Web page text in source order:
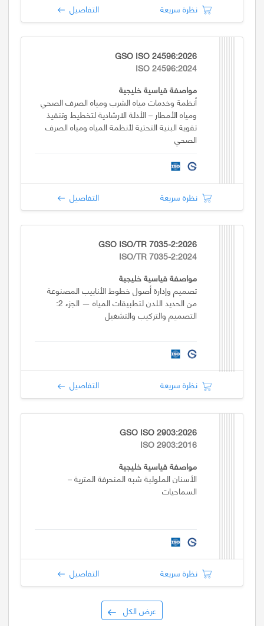
نظرة سريعة التفاصيل
GSO ISO 24596:2026
ISO 24596:2024
مواصفة قياسية خليجية
أنظمة وخدمات مياه الشرب ومياه الصرف الصحي
ومياه الأمطار – الأدلة الارشادية لتخطيط وتنفيذ
تقوية البنية التحتية لأنظمة المياه ومياه الصرف
الصحي
نظرة سريعة التفاصيل
GSO ISO/TR 7035-2:2026
ISO/TR 7035-2:2024
مواصفة قياسية خليجية
تصميم وإدارة أصول خطوط الأنابيب المصنوعة
من الحديد اللدن لتطبيقات المياه — الجزء 2:
التصميم والتركيب والتشغيل
نظرة سريعة التفاصيل
GSO ISO 2903:2026
ISO 2903:2016
مواصفة قياسية خليجية
الأسنان الملولبة شبه المنحرفة المترية –
السماحيات
نظرة سريعة التفاصيل
عرض الكل